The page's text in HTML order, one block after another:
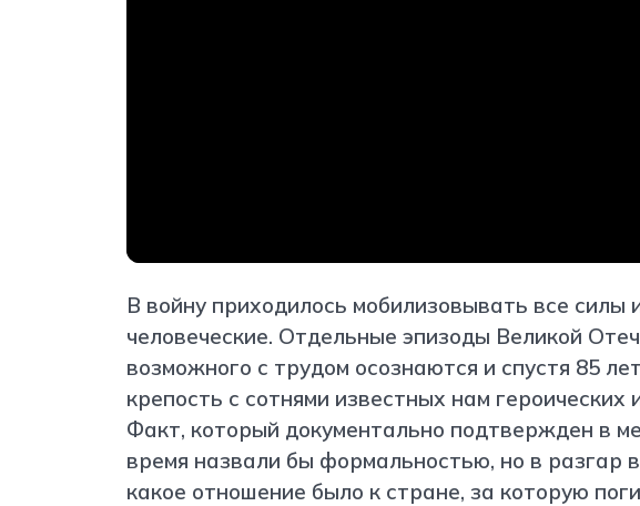
В войну приходилось мобилизовывать все силы
человеческие. Отдельные эпизоды Великой
возможного с трудом осознаются и спустя 85
крепость с сотнями известных нам героических
Факт, который документально подтвержден в
время назвали бы формальностью, но в разгар
какое отношение было к стране, за которую